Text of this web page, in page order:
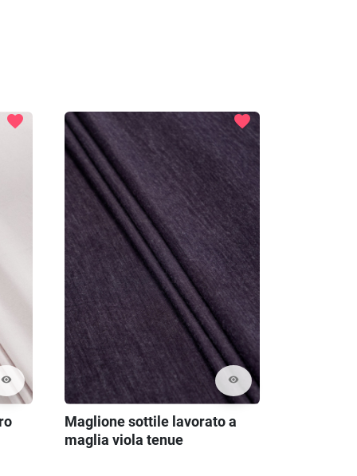
visibility
favorite
visibility
favorite
Maglione sottile lavorato a
maglia viola tenue